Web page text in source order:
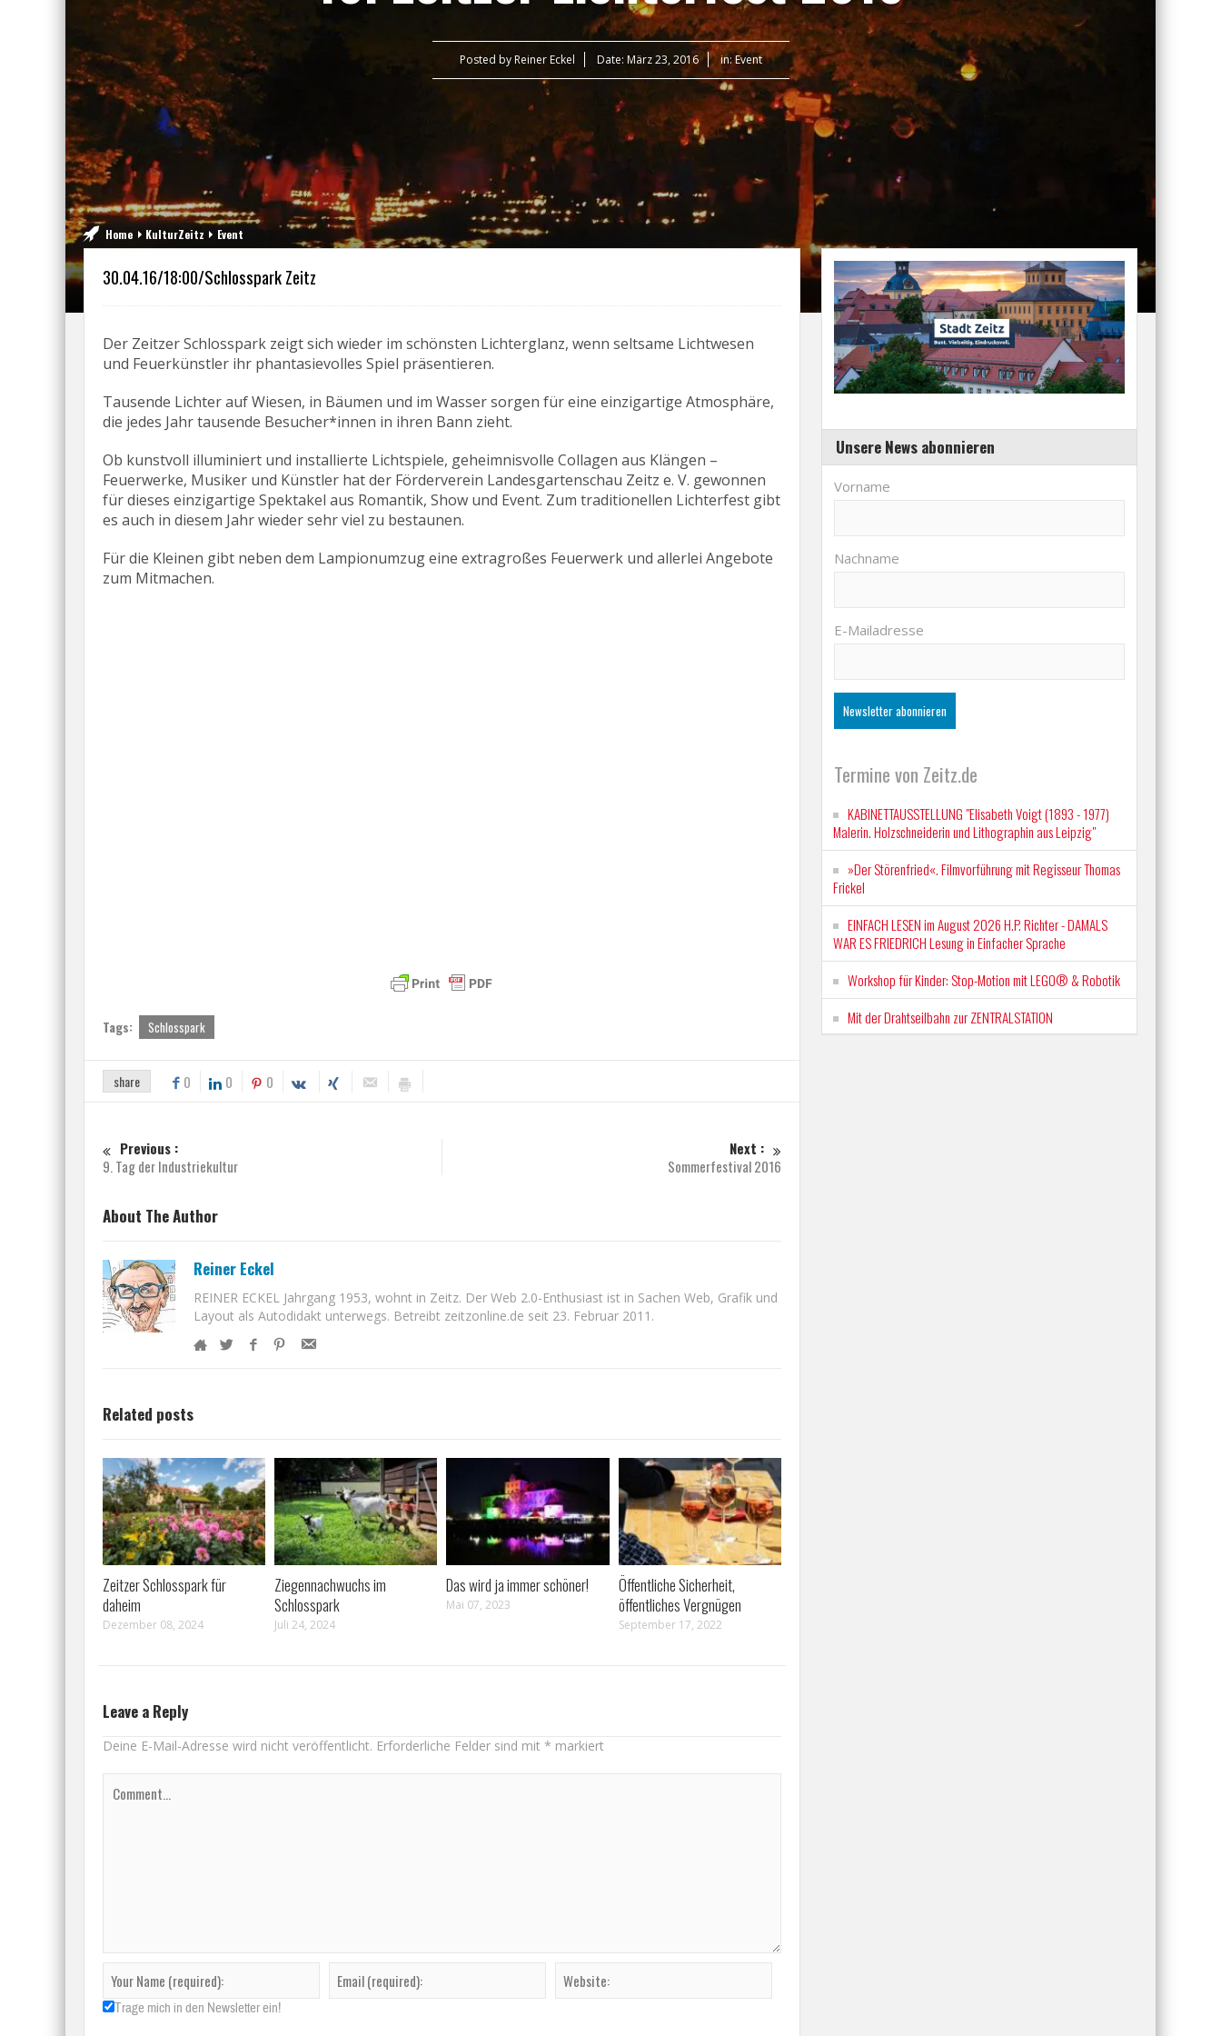
Posted by Reiner Eckel Date: März 23, 2016 in:Event
Home KulturZeitz Event
30.04.16/18:00/Schlosspark Zeitz
Der Zeitzer Schlosspark zeigt sich wieder im schönsten Lichterglanz, wenn seltsame Lichtwesen
und Feuerkünstler ihr phantasievolles Spiel präsentieren.
Tausende Lichter auf Wiesen, in Bäumen und im Wasser sorgen für eine einzigartige Atmosphäre,
die jedes Jahr tausende Besucher*innen in ihren Bann zieht.
Ob kunstvoll illuminiert und installierte Lichtspiele, geheimnisvolle Collagen aus Klängen –
Feuerwerke, Musiker und Künstler hat der Förderverein Landesgartenschau Zeitz e. V. gewonnen
für dieses einzigartige Spektakel aus Romantik, Show und Event. Zum traditionellen Lichterfest gibt
es auch in diesem Jahr wieder sehr viel zu bestaunen.
Für die Kleinen gibt neben dem Lampionumzug eine extragroßes Feuerwerk und allerlei Angebote
zum Mitmachen.
Tags: Schlosspark
share 0 0 0
Previous :
9. Tag der Industriekultur
Next :
Sommerfestival 2016
About The Author
Reiner Eckel
REINER ECKEL Jahrgang 1953, wohnt in Zeitz. Der Web 2.0-Enthusiast ist in Sachen Web, Grafik und
Layout als Autodidakt unterwegs. Betreibt zeitzonline.de seit 23. Februar 2011.
Related posts
Zeitzer Schlosspark für
daheim
Dezember 08, 2024
Ziegennachwuchs im
Schlosspark
Juli 24, 2024
Das wird ja immer schöner!
Mai 07, 2023
Öffentliche Sicherheit,
öffentliches Vergnügen
September 17, 2022
Leave a Reply
Deine E-Mail-Adresse wird nicht veröffentlicht. Erforderliche Felder sind mit * markiert
Trage mich in den Newsletter ein!
Unsere News abonnieren
Vorname
Nachname
E-Mailadresse
Termine von Zeitz.de
KABINETTAUSSTELLUNG "Elisabeth Voigt (1893 - 1977)
Malerin. Holzschneiderin und Lithographin aus Leipzig"
»Der Störenfried«. Filmvorführung mit Regisseur Thomas
Frickel
EINFACH LESEN im August 2026 H.P. Richter - DAMALS
WAR ES FRIEDRICH Lesung in Einfacher Sprache
Workshop für Kinder: Stop-Motion mit LEGO® & Robotik
Mit der Drahtseilbahn zur ZENTRALSTATION